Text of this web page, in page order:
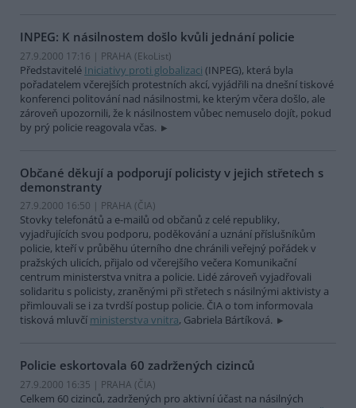
INPEG: K násilnostem došlo kvůli jednání policie
27.9.2000 17:16 | PRAHA (EkoList)
Představitelé Iniciativy proti globalizaci (INPEG), která byla
pořadatelem včerejších protestních akcí, vyjádřili na dnešní tiskové
konferenci politování nad násilnostmi, ke kterým včera došlo, ale
zároveň upozornili, že k násilnostem vůbec nemuselo dojít, pokud
by prý policie reagovala včas.
Občané děkují a podporují policisty v jejich střetech s
demonstranty
27.9.2000 16:50 | PRAHA (ČIA)
Stovky telefonátů a e-mailů od občanů z celé republiky,
vyjadřujících svou podporu, poděkování a uznání příslušníkům
policie, kteří v průběhu úterního dne chránili veřejný pořádek v
pražských ulicích, přijalo od včerejšího večera Komunikační
centrum ministerstva vnitra a policie. Lidé zároveň vyjadřovali
solidaritu s policisty, zraněnými při střetech s násilnými aktivisty a
přimlouvali se i za tvrdší postup policie. ČIA o tom informovala
tisková mluvčí ministerstva vnitra, Gabriela Bártíková.
Policie eskortovala 60 zadržených cizinců
27.9.2000 16:35 | PRAHA (ČIA)
Celkem 60 cizinců, zadržených pro aktivní účast na násilných